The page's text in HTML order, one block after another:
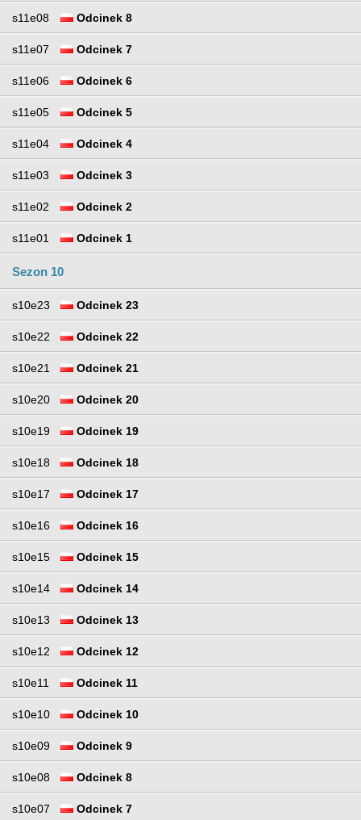
s11e08 Odcinek 8
s11e07 Odcinek 7
s11e06 Odcinek 6
s11e05 Odcinek 5
s11e04 Odcinek 4
s11e03 Odcinek 3
s11e02 Odcinek 2
s11e01 Odcinek 1
Sezon 10
s10e23 Odcinek 23
s10e22 Odcinek 22
s10e21 Odcinek 21
s10e20 Odcinek 20
s10e19 Odcinek 19
s10e18 Odcinek 18
s10e17 Odcinek 17
s10e16 Odcinek 16
s10e15 Odcinek 15
s10e14 Odcinek 14
s10e13 Odcinek 13
s10e12 Odcinek 12
s10e11 Odcinek 11
s10e10 Odcinek 10
s10e09 Odcinek 9
s10e08 Odcinek 8
s10e07 Odcinek 7